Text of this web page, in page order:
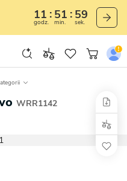
11
godz.
51
min.
58
sek.
WRR1142